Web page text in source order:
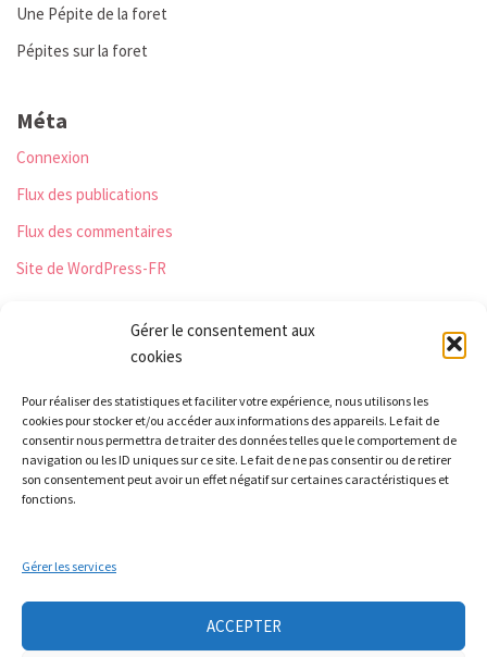
Gérer le consentement aux
cookies
Pour réaliser des statistiques et faciliter votre expérience, nous utilisons les
cookies pour stocker et/ou accéder aux informations des appareils. Le fait de
consentir nous permettra de traiter des données telles que le comportement de
navigation ou les ID uniques sur ce site. Le fait de ne pas consentir ou de retirer
son consentement peut avoir un effet négatif sur certaines caractéristiques et
fonctions.
Gérer les services
ACCEPTER
Une Pépite de la foret
Pépites sur la foret
Méta
Connexion
Flux des publications
Flux des commentaires
Site de WordPress-FR
Le Relais
21 rue Peurière
42440 Noirétable
contact[a]lesmontsquipetillent.org
Collectif LA TERRE
Groupe Nourrir
Ateliers auto-réparation de vélos
Mobicar42
Nous contacter